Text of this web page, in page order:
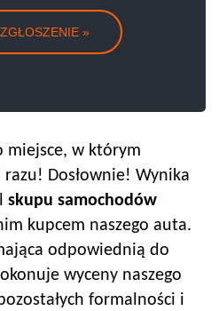
w którym
Dosłownie! Wynika
skupu samochodów
kupcem naszego auta.
odpowiednią do
wyceny naszego
formalności i